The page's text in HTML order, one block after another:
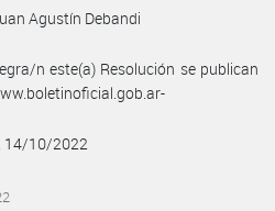
Agustín Debandi
n este(a) Resolución se publican
14/10/2022